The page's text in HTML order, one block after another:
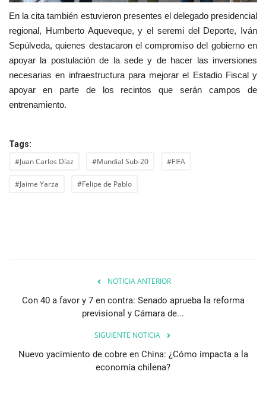
En la cita también estuvieron presentes el delegado presidencial
regional, Humberto Aqueveque, y el seremi del Deporte, Iván
Sepúlveda, quienes destacaron el compromiso del gobierno en
apoyar la postulación de la sede y de hacer las inversiones
necesarias en infraestructura para mejorar el Estadio Fiscal y
apoyar en parte de los recintos que serán campos de
entrenamiento.
Tags:
#Juan Carlos Díaz #Mundial Sub-20 #FIFA
#Jaime Yarza #Felipe de Pablo
NOTICIA ANTERIOR
Con 40 a favor y 7 en contra: Senado aprueba la reforma
previsional y Cámara de...
SIGUIENTE NOTICIA
Nuevo yacimiento de cobre en China: ¿Cómo impacta a la
economía chilena?